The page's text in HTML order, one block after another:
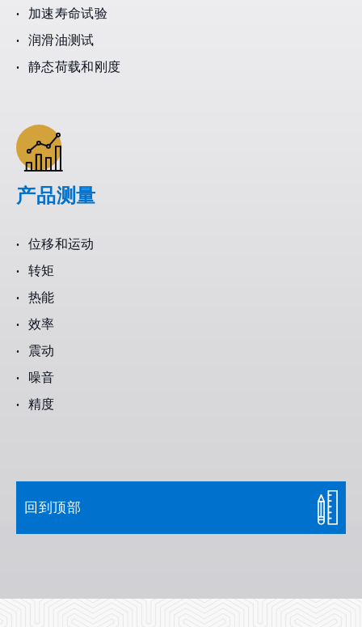
加速寿命试验
润滑油测试
静态荷载和刚度
产品测量
位移和运动
转矩
热能
效率
震动
噪音
精度
回到顶部